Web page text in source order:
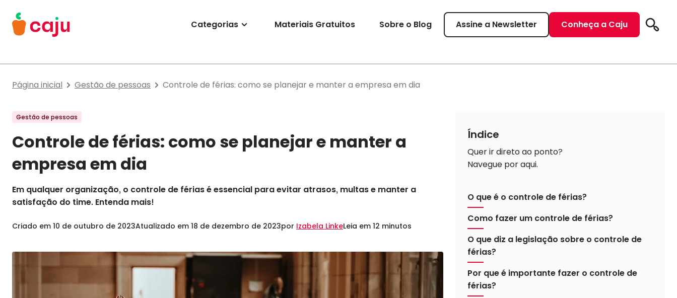
Menu Principal
Categorias Materiais Gratuitos Sobre o Blog Assine a Newsletter Conheça a Caju
Página inicial Gestão de pessoas Controle de férias: como se planejar e manter a empresa em dia
Gestão de pessoas
Controle de férias: como se planejar e manter a
empresa em dia
Em qualquer organização, o controle de férias é essencial para evitar atrasos, multas e manter a
satisfação do time. Entenda mais!
Criado em 10 de outubro de 2023Atualizado em 18 de dezembro de 2023por Izabela LinkeLeia em 12 minutos
Índice
Quer ir direto ao ponto?
Navegue por aqui.
O que é o controle de férias?
Como fazer um controle de férias?
O que diz a legislação sobre o controle de
férias?
Por que é importante fazer o controle de
férias?